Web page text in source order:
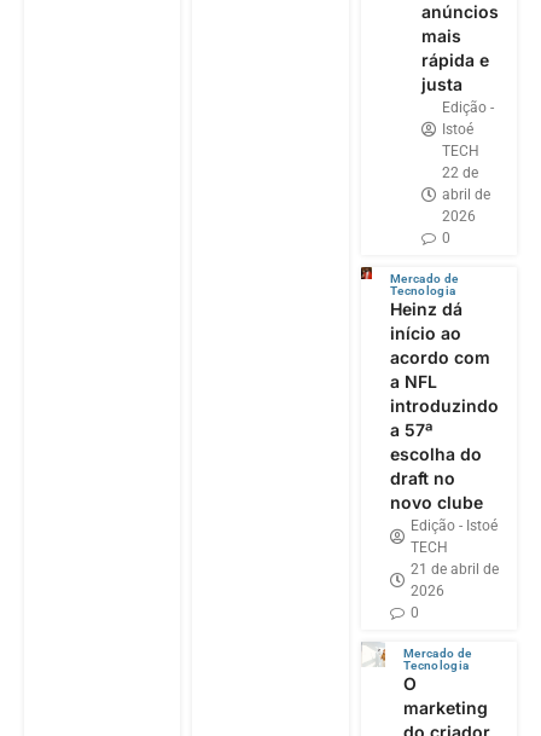
anúncios
mais
rápida e
justa
Edição -
Istoé
TECH
22 de
abril de
2026
0
Mercado de
Tecnologia
Heinz dá
início ao
acordo com
a NFL
introduzindo
a 57ª
escolha do
draft no
novo clube
Edição - Istoé
TECH
21 de abril de
2026
0
Mercado de
Tecnologia
O
marketing